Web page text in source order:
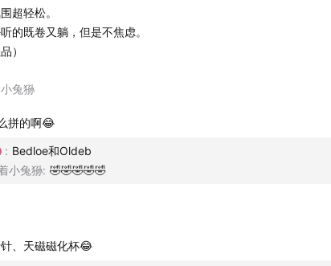
坡的属灵世界观
、科幻到恐怖，坡的“理性的缓慢思考”
肯漩涡沉浮记》《陷坑与钟摆》：世界的恶意隐喻
仿与写作哲学
超轻松。
的既卷又躺，但是不焦虑。
）
兔狲
拼的啊😂
: Bedloe和Oldeb
小兔狲: 🤣🤣🤣🤣🤣
、天磁磁化杯😂